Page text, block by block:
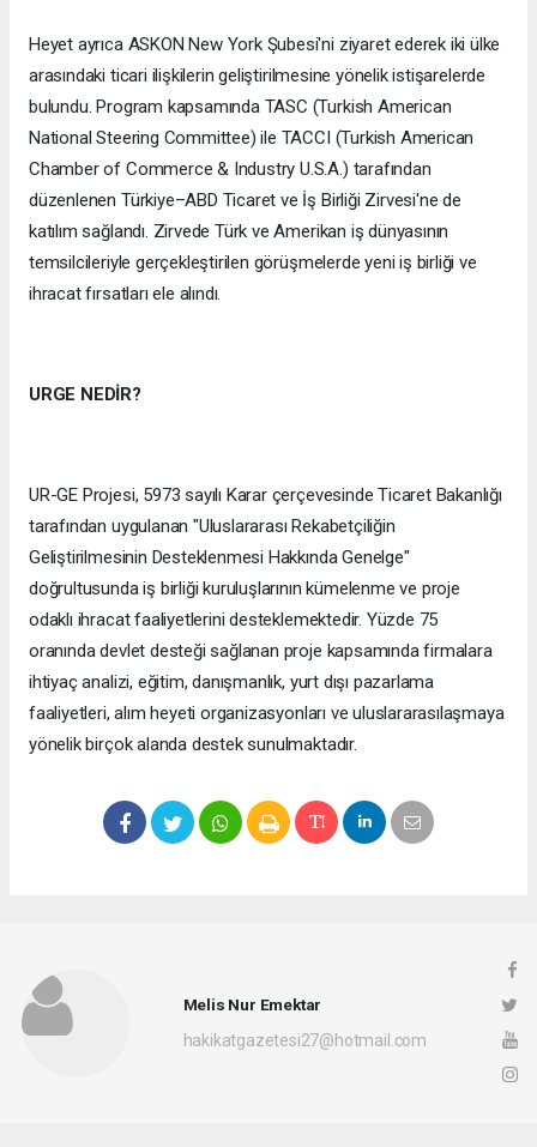
Heyet ayrıca ASKON New York Şubesi'ni ziyaret ederek iki ülke
arasındaki ticari ilişkilerin geliştirilmesine yönelik istişarelerde
bulundu. Program kapsamında TASC (Turkish American
National Steering Committee) ile TACCI (Turkish American
Chamber of Commerce & Industry U.S.A.) tarafından
düzenlenen Türkiye–ABD Ticaret ve İş Birliği Zirvesi'ne de
katılım sağlandı. Zirvede Türk ve Amerikan iş dünyasının
temsilcileriyle gerçekleştirilen görüşmelerde yeni iş birliği ve
ihracat fırsatları ele alındı.
URGE NEDİR?
UR-GE Projesi, 5973 sayılı Karar çerçevesinde Ticaret Bakanlığı
tarafından uygulanan "Uluslararası Rekabetçiliğin
Geliştirilmesinin Desteklenmesi Hakkında Genelge"
doğrultusunda iş birliği kuruluşlarının kümelenme ve proje
odaklı ihracat faaliyetlerini desteklemektedir. Yüzde 75
oranında devlet desteği sağlanan proje kapsamında firmalara
ihtiyaç analizi, eğitim, danışmanlık, yurt dışı pazarlama
faaliyetleri, alım heyeti organizasyonları ve uluslararasılaşmaya
yönelik birçok alanda destek sunulmaktadır.
Melis Nur Emektar
hakikatgazetesi27@hotmail.com